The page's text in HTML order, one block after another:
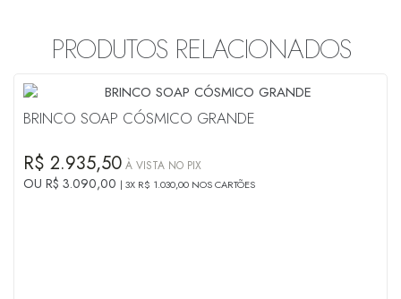
PRODUTOS RELACIONADOS
BRINCO SOAP CÓSMICO GRANDE
R$ 2.935,50 À VISTA NO PIX
OU R$ 3.090,00 3X R$ 1.030,00 NOS CARTÕES